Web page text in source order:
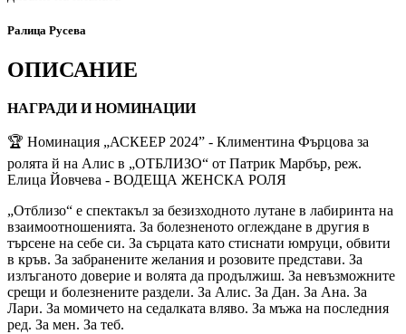
Ралица Русева
ОПИСАНИЕ
НАГРАДИ И НОМИНАЦИИ
🏆 Номинация „АСКЕЕР 2024” - Климентина Фърцова за
ролята й на Алис в „ОТБЛИЗО“ от Патрик Марбър, реж.
Елица Йовчева - ВОДЕЩА ЖЕНСКА РОЛЯ
„Отблизо“ е спектакъл за безизходното лутане в лабиринта на
взаимоотношенията. За болезненото оглеждане в другия в
търсене на себе си. За сърцата като стиснати юмруци, обвити
в кръв. За забранените желания и розовите представи. За
излъганото доверие и волята да продължиш. За невъзможните
срещи и болезнените раздели. За Алис. За Дан. За Ана. За
Лари. За момичето на седалката вляво. За мъжа на последния
ред. За мен. За теб.